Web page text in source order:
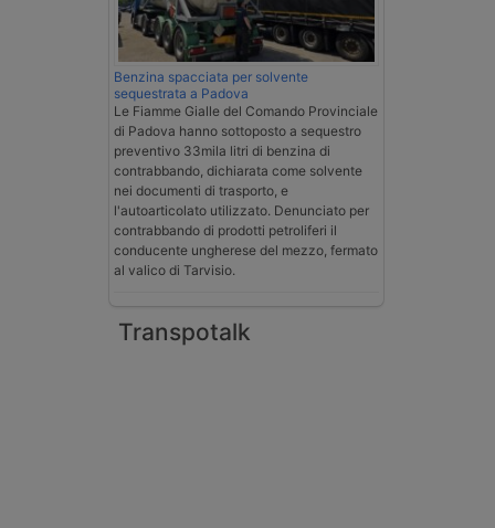
Benzina spacciata per solvente
sequestrata a Padova
Le Fiamme Gialle del Comando Provinciale
di Padova hanno sottoposto a sequestro
preventivo 33mila litri di benzina di
contrabbando, dichiarata come solvente
nei documenti di trasporto, e
l'autoarticolato utilizzato. Denunciato per
contrabbando di prodotti petroliferi il
conducente ungherese del mezzo, fermato
al valico di Tarvisio.
Transpotalk